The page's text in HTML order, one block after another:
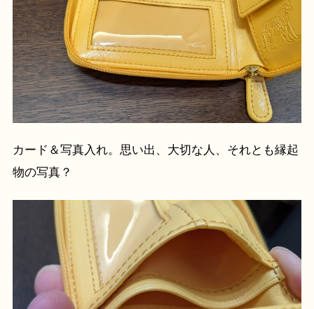
カード＆写真入れ。思い出、大切な人、それとも縁起
物の写真？